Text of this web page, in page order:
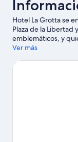
Hotel La Grotta se
Plaza de la Libertad
emblemáticos, y
visitar San Marino
actividades de
Ver más